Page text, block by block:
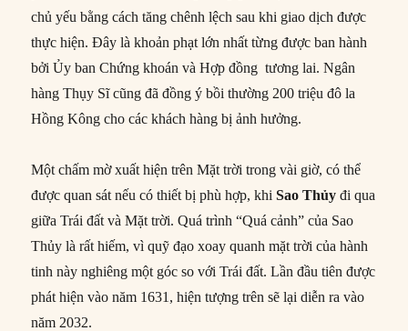
chủ yếu bằng cách tăng chênh lệch sau khi giao dịch được
thực hiện. Đây là khoản phạt lớn nhất từng được ban hành
bởi Ủy ban Chứng khoán và Hợp đồng tương lai. Ngân
hàng Thụy Sĩ cũng đã đồng ý bồi thường 200 triệu đô la
Hồng Kông cho các khách hàng bị ảnh hưởng.
Một chấm mờ xuất hiện trên Mặt trời trong vài giờ, có thể
được quan sát nếu có thiết bị phù hợp, khiSao Thủy đi qua
giữa Trái đất và Mặt trời. Quá trình “Quá cảnh” của Sao
Thủy là rất hiếm, vì quỹ đạo xoay quanh mặt trời của hành
tinh này nghiêng một góc so với Trái đất. Lần đầu tiên được
phát hiện vào năm 1631, hiện tượng trên sẽ lại diễn ra vào
năm 2032.